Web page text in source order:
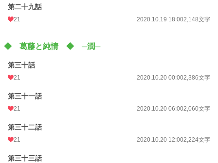
第二十九話
21 2020.10.19 18:002,148文字
◆ 葛藤と純情 ◆ ─潤─
第三十話
21 2020.10.20 00:002,386文字
第三十一話
21 2020.10.20 06:002,060文字
第三十二話
21 2020.10.20 12:002,224文字
第三十三話